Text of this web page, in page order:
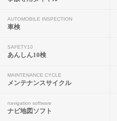
AUTOMOBILE INSPECTION
車検
SAFETY10
あんしん10検
MAINTENANCE CYCLE
メンテナンスサイクル
navigation software
ナビ地図ソフト